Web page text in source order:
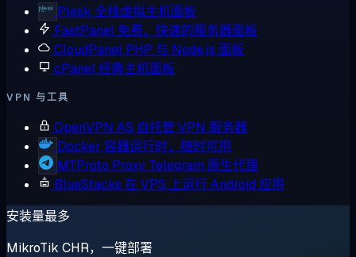
Plesk 全栈虚拟主机面板
FastPanel 免费、快速的服务器面板
CloudPanel PHP 与 Node.js 面板
cPanel经典主机面板
VPN 与工具
OpenVPN AS 自托管 VPN 服务器
Docker 容器运行时，随时可用
MTProto Proxy Telegram 原生代理
BlueStacks 在 VPS 上运行 Android 应用
安装量最多
MikroTik CHR，一键部署